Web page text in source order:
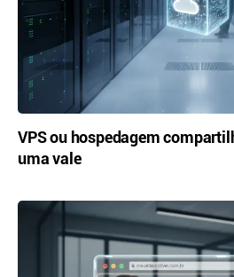
VPS ou hospedagem
uma vale